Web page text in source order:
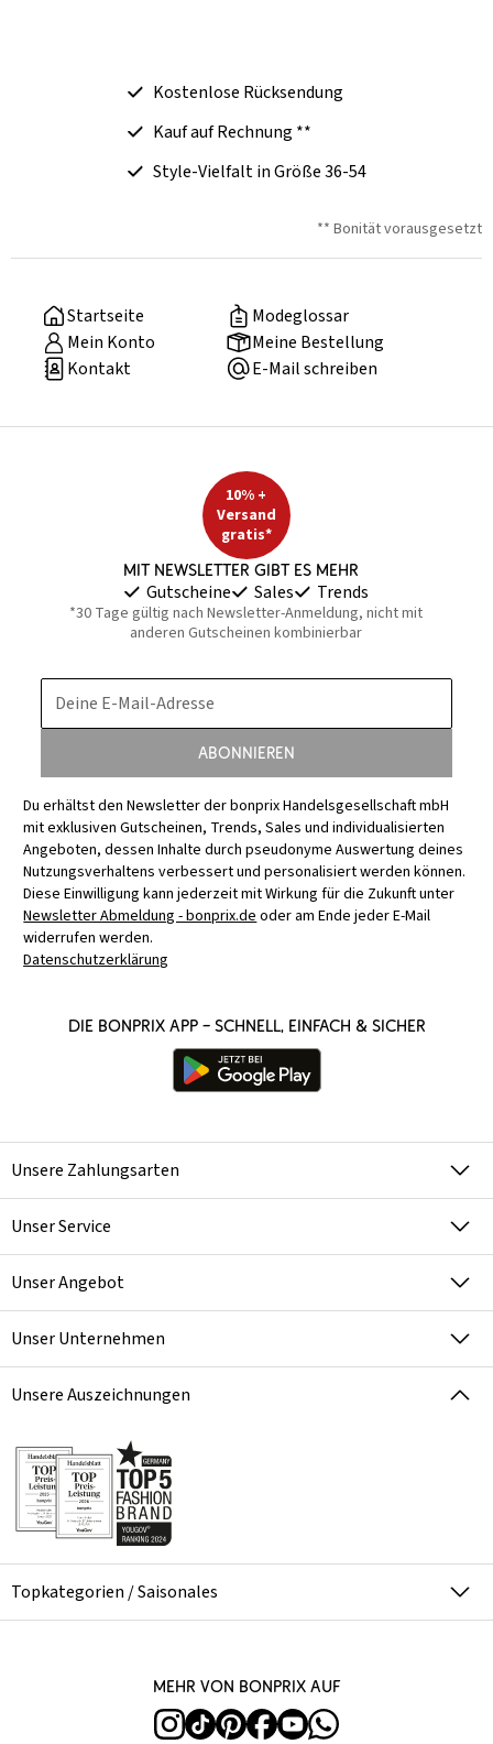
Kostenlose Rücksendung
Kauf auf Rechnung **
Style-Vielfalt in Größe 36-54
** Bonität vorausgesetzt
Startseite
Modeglossar
Mein Konto
Meine Bestellung
Kontakt
E-Mail schreiben
10% +
Versand
gratis*
Mit Newsletter gibt es mehr
Gutscheine Sales Trends
*30 Tage gültig nach Newsletter-Anmeldung, nicht mit
anderen Gutscheinen kombinierbar
Deine E-Mail-Adresse
Abonnieren
Du erhältst den Newsletter der bonprix Handelsgesellschaft mbH
mit exklusiven Gutscheinen, Trends, Sales und individualisierten
Angeboten, dessen Inhalte durch pseudonyme Auswertung deines
Nutzungsverhaltens verbessert und personalisiert werden können.
Diese Einwilligung kann jederzeit mit Wirkung für die Zukunft unter
Newsletter Abmeldung - bonprix.deoder am Ende jeder E-Mail
widerrufen werden.
Datenschutzerklärung
Die bonprix App – schnell, einfach & sicher
Unsere Zahlungsarten
Unser Service
Unser Angebot
Unser Unternehmen
Unsere Auszeichnungen
Topkategorien / Saisonales
Mehr von bonprix auf